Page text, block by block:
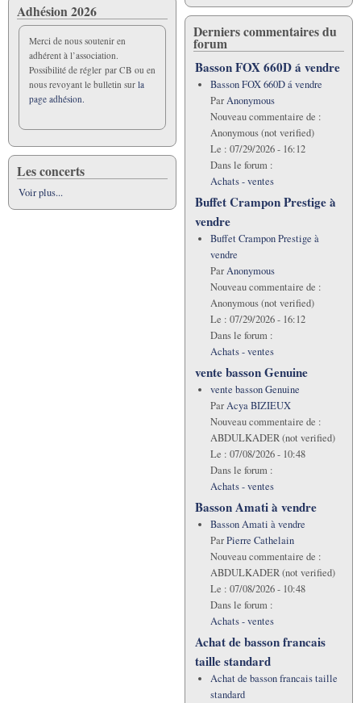
Adhésion 2026
Merci de nous soutenir en
adhérent à l’association.
Possibilité de régler par CB ou en
nous revoyant le bulletin sur la
page adhésion.
Les concerts
Voir plus...
Derniers commentaires du
forum
Basson FOX 660D á vendre
Basson FOX 660D á vendre
ParAnonymous
Nouveau commentaire de :
Anonymous (not verified)
Le : 07/29/2026 - 16:12
Dans le forum :
Achats - ventes
Buffet Crampon Prestige à
vendre
Buffet Crampon Prestige à
vendre
ParAnonymous
Nouveau commentaire de :
Anonymous (not verified)
Le : 07/29/2026 - 16:12
Dans le forum :
Achats - ventes
vente basson Genuine
vente basson Genuine
ParAcya BIZIEUX
Nouveau commentaire de :
ABDULKADER (not verified)
Le : 07/08/2026 - 10:48
Dans le forum :
Achats - ventes
Basson Amati à vendre
Basson Amati à vendre
ParPierre Cathelain
Nouveau commentaire de :
ABDULKADER (not verified)
Le : 07/08/2026 - 10:48
Dans le forum :
Achats - ventes
Achat de basson francais
taille standard
Achat de basson francais taille
standard